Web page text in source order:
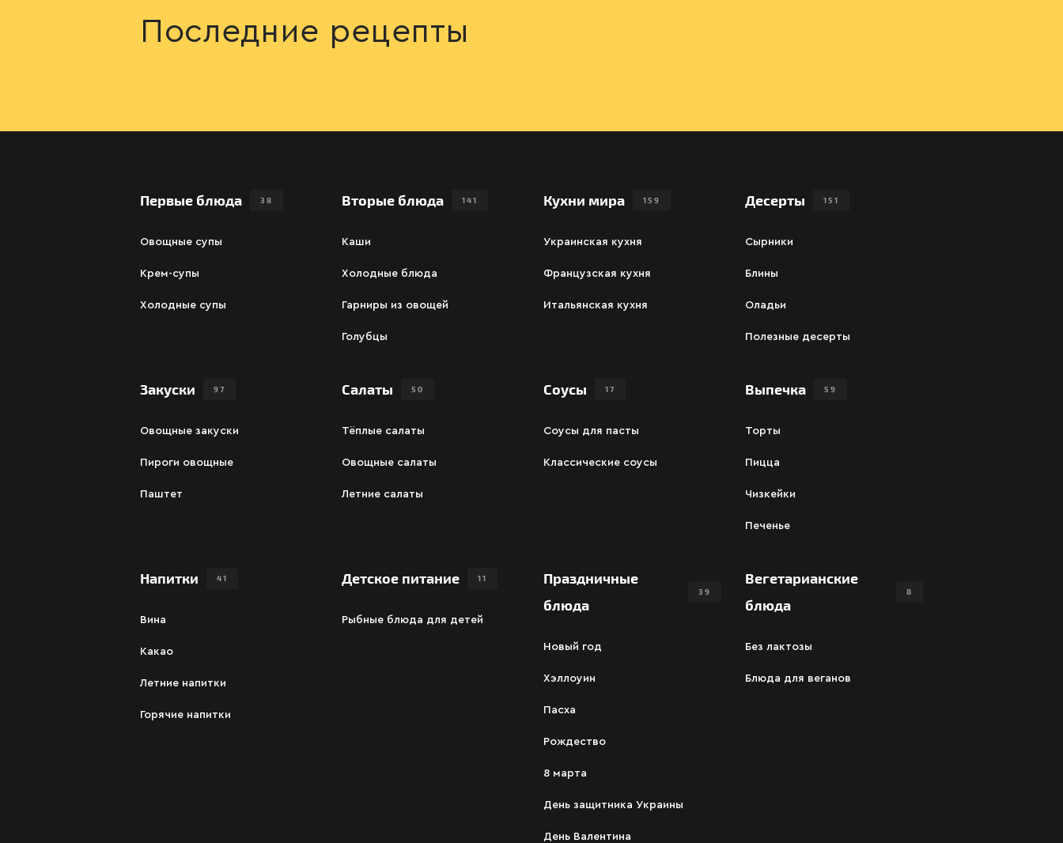
Последние рецепты
Первые блюда 38
Овощные супы
Крем-супы
Холодные супы
Вторые блюда 141
Каши
Холодные блюда
Гарниры из овощей
Голубцы
Кухни мира 159
Украинская кухня
Французская кухня
Итальянская кухня
Десерты 151
Сырники
Блины
Оладьи
Полезные десерты
Закуски 97
Овощные закуски
Пироги овощные
Паштет
Салаты 50
Тёплые салаты
Овощные салаты
Летние салаты
Соусы 17
Соусы для пасты
Классические соусы
Выпечка 59
Торты
Пицца
Чизкейки
Печенье
Напитки 41
Вина
Какао
Летние напитки
Горячие напитки
Детское питание 11
Рыбные блюда для детей
Праздничные
блюда
39
Новый год
Хэллоуин
Пасха
Рождество
8 марта
День защитника Украины
День Валентина
Вегетарианские
блюда
8
Без лактозы
Блюда для веганов